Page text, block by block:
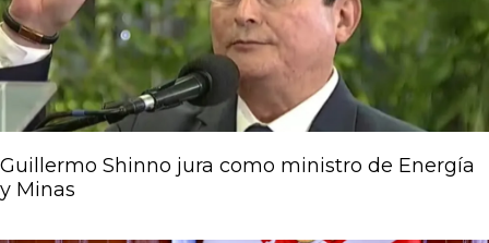
Guillermo Shinno jura como ministro de Energía
y Minas